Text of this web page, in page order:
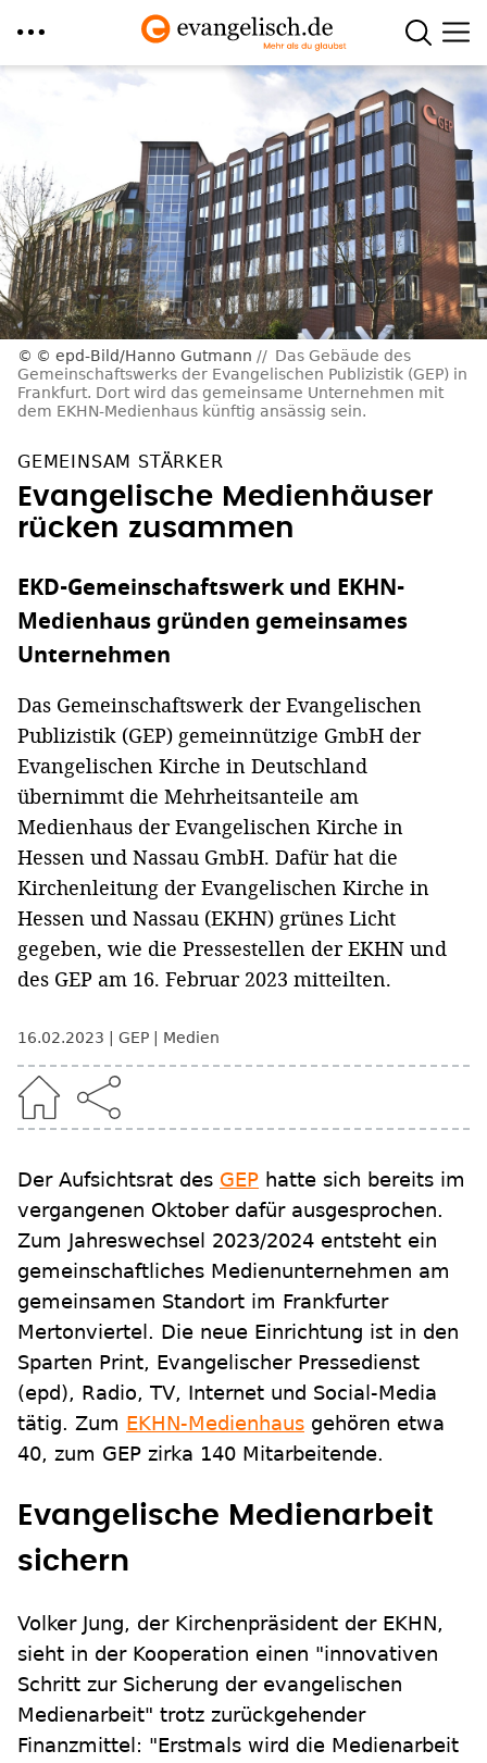
© epd-Bild/Hanno Gutmann
Das Gebäude des
Gemeinschaftswerks der Evangelischen Publizistik (GEP) in
Frankfurt. Dort wird das gemeinsame Unternehmen mit
dem EKHN-Medienhaus künftig ansässig sein.
GEMEINSAM STÄRKER
Evangelische Medienhäuser
rücken zusammen
EKD-Gemeinschaftswerk und EKHN-
Medienhaus gründen gemeinsames
Unternehmen
Das Gemeinschaftswerk der Evangelischen
Publizistik (GEP) gemeinnützige GmbH der
Evangelischen Kirche in Deutschland
übernimmt die Mehrheitsanteile am
Medienhaus der Evangelischen Kirche in
Hessen und Nassau GmbH. Dafür hat die
Kirchenleitung der Evangelischen Kirche in
Hessen und Nassau (EKHN) grünes Licht
gegeben, wie die Pressestellen der EKHN und
des GEP am 16. Februar 2023 mitteilten.
16.02.2023 GEP Medien
Der Aufsichtsrat des GEP hatte sich bereits im
vergangenen Oktober dafür ausgesprochen.
Zum Jahreswechsel 2023/2024 entsteht ein
gemeinschaftliches Medienunternehmen am
gemeinsamen Standort im Frankfurter
Mertonviertel. Die neue Einrichtung ist in den
Sparten Print, Evangelischer Pressedienst
(epd), Radio, TV, Internet und Social-Media
tätig. Zum EKHN-Medienhaus gehören etwa
40, zum GEP zirka 140 Mitarbeitende.
Evangelische Medienarbeit
sichern
Volker Jung, der Kirchenpräsident der EKHN,
sieht in der Kooperation einen "innovativen
Schritt zur Sicherung der evangelischen
Medienarbeit" trotz zurückgehender
Finanzmittel: "Erstmals wird die Medienarbeit